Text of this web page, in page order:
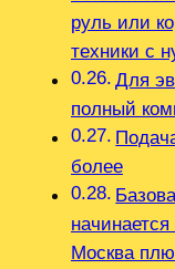
руль или
техники с
Для
полный
более
Москва